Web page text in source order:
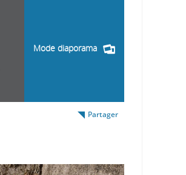
Mode diaporama
Partager